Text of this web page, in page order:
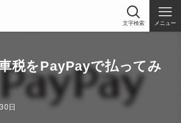
文字検索 メニュー
税をPayPayで払ってみ
日